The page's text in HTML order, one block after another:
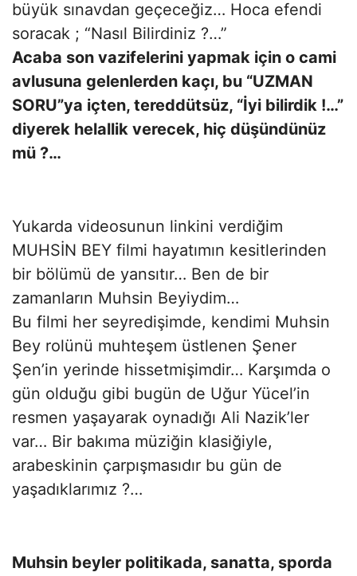
büyük sınavdan geçeceğiz… Hoca efendi
soracak ; “Nasıl Bilirdiniz ?…”
Acaba son vazifelerini yapmak için o cami
avlusuna gelenlerden kaçı, bu “UZMAN
SORU”ya içten, tereddütsüz, “İyi bilirdik !…”
diyerek helallik verecek, hiç düşündünüz
mü ?…
Yukarda videosunun linkini verdiğim
MUHSİN BEY filmi hayatımın kesitlerinden
bir bölümü de yansıtır… Ben de bir
zamanların Muhsin Beyiydim…
Bu filmi her seyredişimde, kendimi Muhsin
Bey rolünü muhteşem üstlenen Şener
Şen’in yerinde hissetmişimdir… Karşımda o
gün olduğu gibi bugün de Uğur Yücel’in
resmen yaşayarak oynadığı Ali Nazik’ler
var… Bir bakıma müziğin klasiğiyle,
arabeskinin çarpışmasıdır bu gün de
yaşadıklarımız ?…
Muhsin beyler politikada, sanatta, sporda